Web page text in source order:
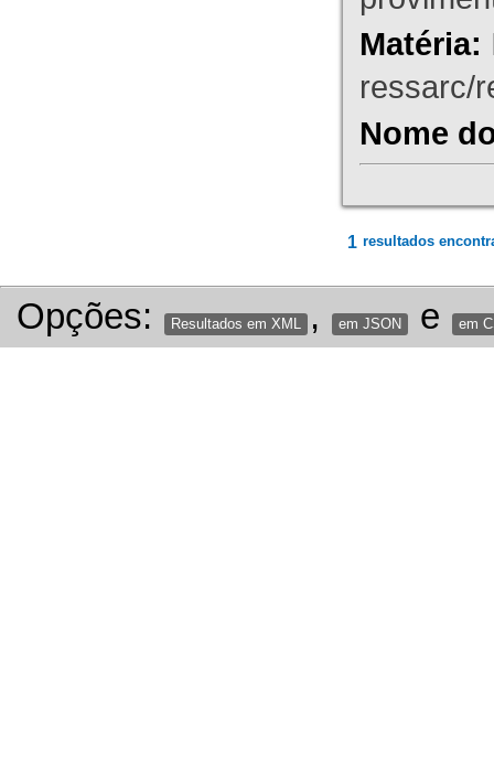
Matéria:
ressarc/
Nome
1 resultados
Opções: Resultados em XML , em JSON e em